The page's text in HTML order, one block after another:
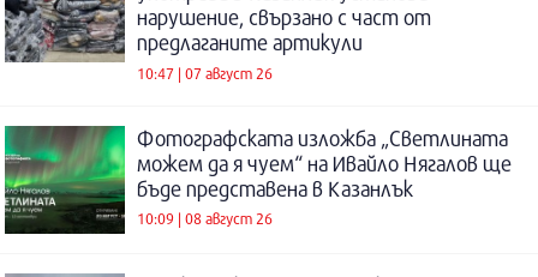
нарушение, свързано с част от
предлаганите артикули
10:47 | 07 август 26
Фотографската изложба „Светлината
можем да я чуем“ на Ивайло Нягалов ще
бъде представена в Казанлък
10:09 | 08 август 26